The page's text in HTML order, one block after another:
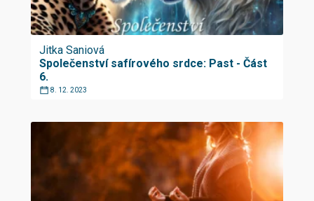
Jitka Saniová
Společenství safírového srdce: Past - Část
6.
8. 12. 2023